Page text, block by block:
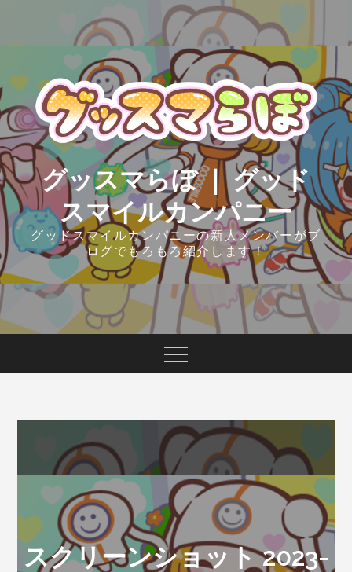
グッスマらぼ ｜ グッド
スマイルカンパニー
グッドスマイルカンパニーの新人メンバーがブ
ログでもろもろ紹介します！
スクリーンショット 2023-